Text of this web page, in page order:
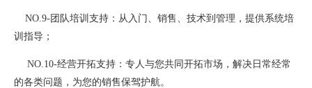
NO.9-团队培训支持：从入门、销售、技术到管理，提供系统培
训指导；
NO.10-经营开拓支持：专人与您共同开拓市场，解决日常经常
的各类问题，为您的销售保驾护航。